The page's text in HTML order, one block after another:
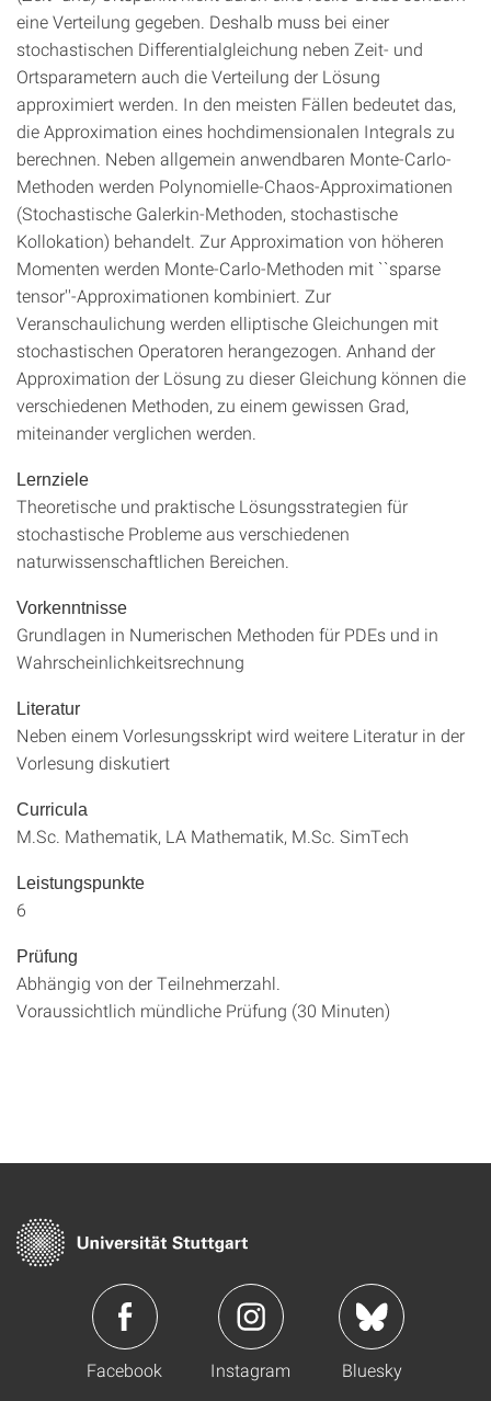
eine Verteilung gegeben. Deshalb muss bei einer
stochastischen Differentialgleichung neben Zeit- und
Ortsparametern auch die Verteilung der Lösung
approximiert werden. In den meisten Fällen bedeutet das,
die Approximation eines hochdimensionalen Integrals zu
berechnen. Neben allgemein anwendbaren Monte-Carlo-
Methoden werden Polynomielle-Chaos-Approximationen
(Stochastische Galerkin-Methoden, stochastische
Kollokation) behandelt. Zur Approximation von höheren
Momenten werden Monte-Carlo-Methoden mit ``sparse
tensor''-Approximationen kombiniert. Zur
Veranschaulichung werden elliptische Gleichungen mit
stochastischen Operatoren herangezogen. Anhand der
Approximation der Lösung zu dieser Gleichung können die
verschiedenen Methoden, zu einem gewissen Grad,
miteinander verglichen werden.
Lernziele
Theoretische und praktische Lösungsstrategien für
stochastische Probleme aus verschiedenen
naturwissenschaftlichen Bereichen.
Vorkenntnisse
Grundlagen in Numerischen Methoden für PDEs und in
Wahrscheinlichkeitsrechnung
Literatur
Neben einem Vorlesungsskript wird weitere Literatur in der
Vorlesung diskutiert
Curricula
M.Sc. Mathematik, LA Mathematik, M.Sc. SimTech
Leistungspunkte
6
Prüfung
Abhängig von der Teilnehmerzahl.
Voraussichtlich mündliche Prüfung (30 Minuten)
Facebook Instagram Bluesky